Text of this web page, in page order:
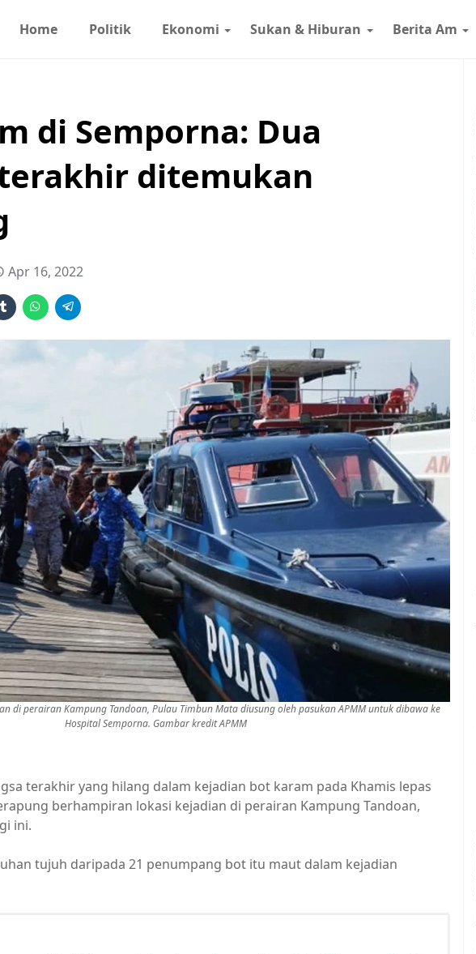
Home Politik Ekonomi Sukan & Hiburan Berita Am
di Semporna: Dua
ditemukan
Apr 16, 2022
di perairan Kampung Tandoan, Pulau Timbun Mata diusung oleh pasukan APMM untuk dibawa ke
Hospital Semporna. Gambar kredit APMM
terakhir yang hilang dalam kejadian bot karam pada Khamis lepas
berhampiran lokasi kejadian di perairan Kampung Tandoan,
ini.
tujuh daripada 21 penumpang bot itu maut dalam kejadian